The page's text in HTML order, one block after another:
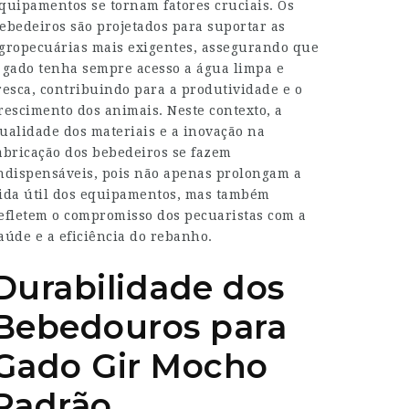
se tornam fatores cruciais. Os
são projetados para suportar as
mais exigentes, assegurando que
gado tenha sempre acesso a água limpa e
contribuindo para a produtividade e o
dos animais. Neste contexto, a
dos materiais e a inovação na
dos bebedeiros se fazem
pois não apenas prolongam a
útil dos equipamentos, mas também
o compromisso dos pecuaristas com a
e a eficiência do rebanho.
dos
para
Gir Mocho